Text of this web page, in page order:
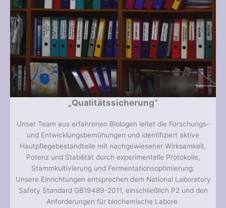
„Qualitätssicherung“
Unser Team aus erfahrenen Biologen leitet die Forschungs-
und Entwicklungsbemühungen und identifiziert aktive
Hautpflegebestandteile mit nachgewiesener Wirksamkeit,
Potenz und Stabilität durch experimentelle Protokolle,
Stammkultivierung und Fermentationsoptimierung.
Unsere Einrichtungen entsprechen dem National Laboratory
Safety Standard GB19489-2011, einschließlich P2 und den
Anforderungen für biochemische Labore.